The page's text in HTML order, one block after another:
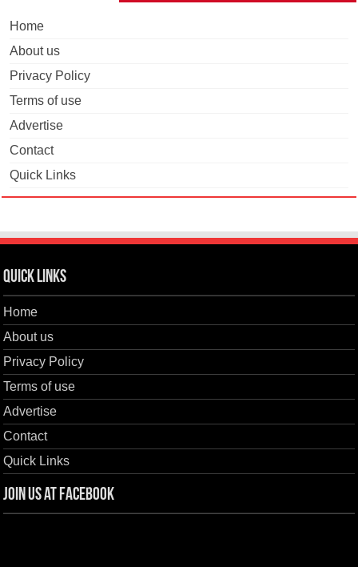
Home
About us
Privacy Policy
Terms of use
Advertise
Contact
Quick Links
Quick Links
Home
About us
Privacy Policy
Terms of use
Advertise
Contact
Quick Links
Join us at Facebook